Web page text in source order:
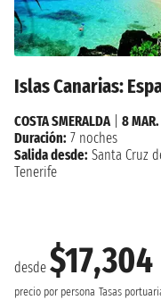
Islas Canarias:
desde $17,304
precio por persona Tasas
COSTA SMERALDA| 8
Duración: 7 noches
Salida desde: Santa Cruz
Tenerife